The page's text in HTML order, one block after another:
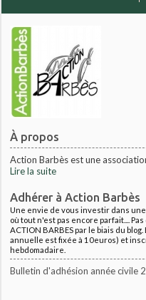
À propos
Action Barbès est une
Lire la suite
Adhérer à Action Barbès
Une envie de vous investir dans
où tout n'est pas encore parfait....
ACTION BARBES par le biais du
annuelle est fixée à 10euros) et
hebdomadaire.
Bulletin d'adhésion année civile